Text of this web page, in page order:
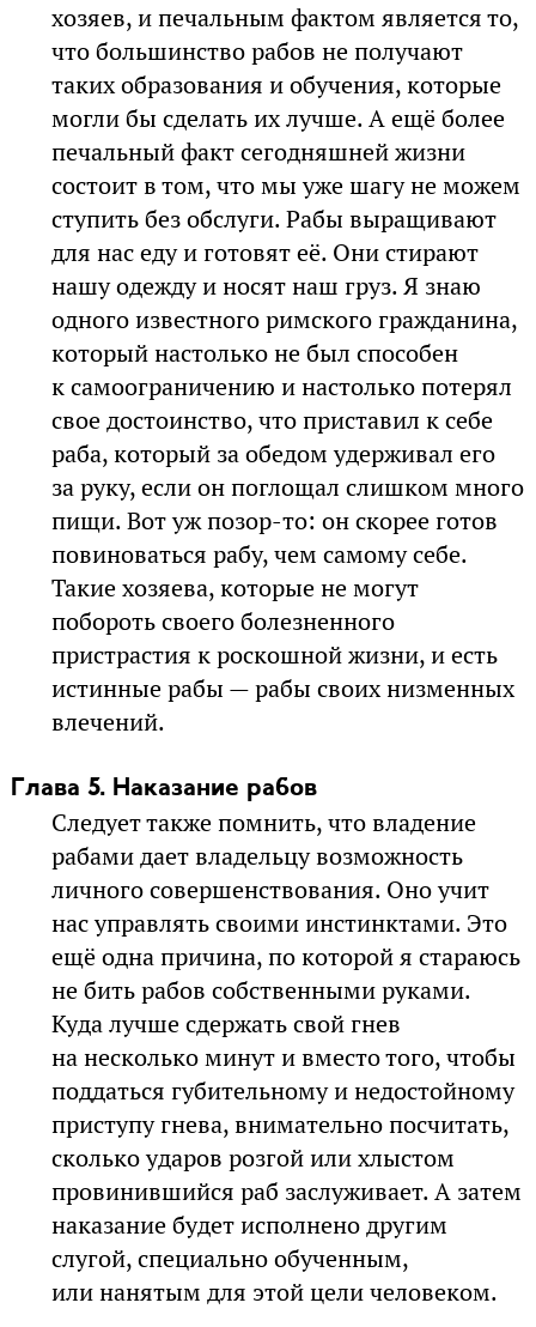
хозяев, и печальным фактом является то,
что большинство рабов не получают
таких образования и обучения, которые
могли бы сделать их лучше. А ещё более
печальный факт сегодняшней жизни
состоит в том, что мы уже шагу не можем
ступить без обслуги. Рабы выращивают
для нас еду и готовят её. Они стирают
нашу одежду и носят наш груз. Я знаю
одного известного римского гражданина,
который настолько не был способен
к самоограничению и настолько потерял
свое достоинство, что приставил к себе
раба, который за обедом удерживал его
за руку, если он поглощал слишком много
пищи. Вот уж позор-то: он скорее готов
повиноваться рабу, чем самому себе.
Такие хозяева, которые не могут
побороть своего болезненного
пристрастия к роскошной жизни, и есть
истинные рабы — рабы своих низменных
влечений.
Глава 5. Наказание рабов
Следует также помнить, что владение
рабами дает владельцу возможность
личного совершенствования. Оно учит
нас управлять своими инстинктами. Это
ещё одна причина, по которой я стараюсь
не бить рабов собственными руками.
Куда лучше сдержать свой гнев
на несколько минут и вместо того, чтобы
поддаться губительному и недостойному
приступу гнева, внимательно посчитать,
сколько ударов розгой или хлыстом
провинившийся раб заслуживает. А затем
наказание будет исполнено другим
слугой, специально обученным,
или нанятым для этой цели человеком.